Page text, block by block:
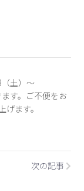
土）〜
す。ご不便をお
ます。
次の記事